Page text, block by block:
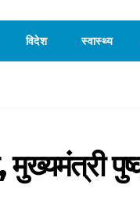
विदेश स्वास्थ्य